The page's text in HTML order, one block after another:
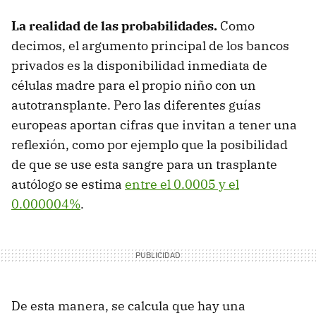
La realidad de las probabilidades. Como
decimos, el argumento principal de los bancos
privados es la disponibilidad inmediata de
células madre para el propio niño con un
autotransplante. Pero las diferentes guías
europeas aportan cifras que invitan a tener una
reflexión, como por ejemplo que la posibilidad
de que se use esta sangre para un trasplante
autólogo se estima entre el 0.0005 y el
0.000004%.
De esta manera, se calcula que hay una